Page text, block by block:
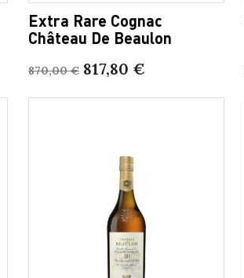
Extra Rare Cognac
Château De Beaulon
870,00 € 817,80 €